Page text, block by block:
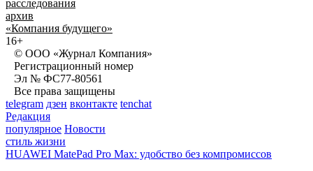
расследования
архив
«Компания будущего»
16+
© ООО «Журнал Компания»
Регистрационный номер
Эл № ФС77-80561
Все права защищены
telegram дзен вконтакте tenchat
Редакция
популярное Новости
стиль жизни
HUAWEI MatePad Pro Max: удобство без компромиссов